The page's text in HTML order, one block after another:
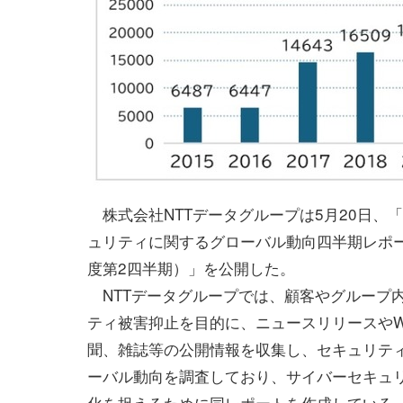
株式会社NTTデータグループは5月20日、
ュリティに関するグローバル動向四半期レポ
度第2四半期）」を公開した。
NTTデータグループでは、顧客やグループ
ティ被害抑止を目的に、ニュースリリースや
聞、雑誌等の公開情報を収集し、セキュリテ
ーバル動向を調査しており、サイバーセキュ